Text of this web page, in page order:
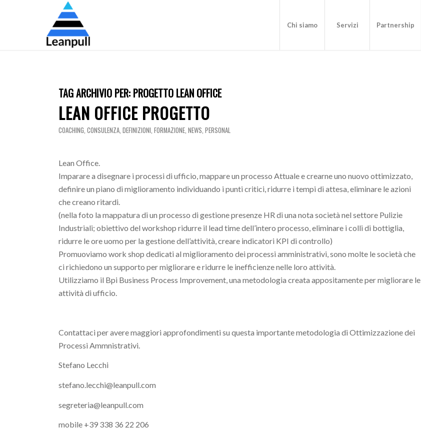
Chi siamo Servizi Partnership
TAG ARCHIVIO PER: PROGETTO LEAN OFFICE
LEAN OFFICE PROGETTO
COACHING,CONSULENZA,DEFINIZIONI,FORMAZIONE,NEWS,PERSONAL
Lean Office.
Imparare a disegnare i processi di ufficio, mappare un processo Attuale e crearne uno nuovo ottimizzato,
definire un piano di miglioramento individuando i punti critici, ridurre i tempi di attesa, eliminare le azioni
che creano ritardi.
(nella foto la mappatura di un processo di gestione presenze HR di una nota società nel settore Pulizie
Industriali; obiettivo del workshop ridurre il lead time dell’intero processo, eliminare i colli di bottiglia,
ridurre le ore uomo per la gestione dell’attività, creare indicatori KPI di controllo)
Promuoviamo work shop dedicati al miglioramento dei processi amministrativi, sono molte le società che
ci richiedono un supporto per migliorare e ridurre le inefficienze nelle loro attività.
Utilizziamo il Bpi Business Process Improvement, una metodologia creata appositamente per migliorare le
attività di ufficio.
Contattaci per avere maggiori approfondimenti su questa importante metodologia di Ottimizzazione dei
Processi Ammnistrativi.
Stefano Lecchi
stefano.lecchi@leanpull.com
segreteria@leanpull.com
mobile +39 338 36 22 206